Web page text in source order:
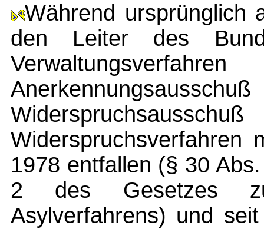
Während ursprünglich
den Leiter des
Widerspruchsverfahren
1978 entfallen (§ 30
2 des Gesetzes
Asylverfahrens) und